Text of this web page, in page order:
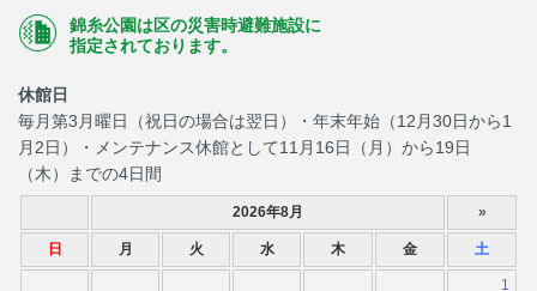
錦糸公園は区の災害時避難施設に
指定されております。
休館日
毎月第3月曜日（祝日の場合は翌日）・年末年始（12月30日から1
月2日）・メンテナンス休館として11月16日（月）から19日
（木）までの4日間